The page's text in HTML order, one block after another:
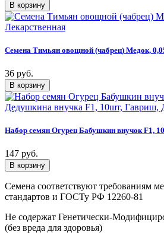
Семена Тимьян овощной (чабрец) Медок,
36 руб.
Набор семян Огурец Бабушкин внучок F1,
147 руб.
Семена соответствуют требованиям
стандартов и ГОСТу РФ 12260-81
Не содержат Генетически-
(без вреда для здоровья)